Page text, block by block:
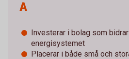
A
Investerar i bolag som
energisystemet
Placerar i både små och